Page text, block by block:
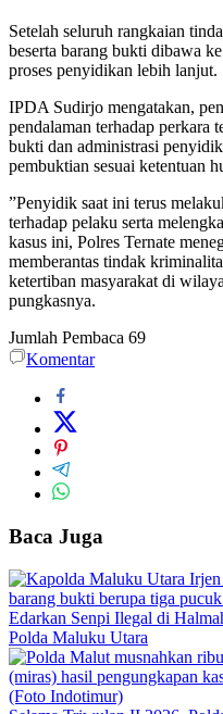
‎Setelah seluruh rangkaian
beserta barang bukti dibawa
proses penyidikan lebih lanjut.
‎IPDA Sudirjo mengatakan,
pendalaman terhadap perkara
bukti dan administrasi
pembuktian sesuai ketentuan
‎”Penyidik saat ini terus
terhadap pelaku serta
kasus ini, Polres Ternate
memberantas tindak
ketertiban masyarakat di
pungkasnya.
Jumlah Pembaca 69
Komentar
Baca Juga
Edarkan Senpi Ilegal di
Polda Maluku Utara